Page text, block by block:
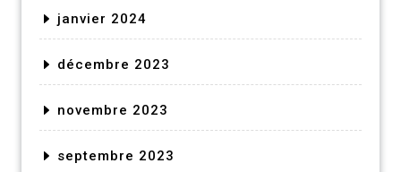
janvier 2024
décembre 2023
novembre 2023
septembre 2023